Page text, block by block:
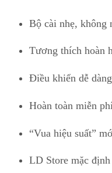
Bộ cài nhẹ, không
Tương thích hoàn
Điều khiển dễ
Hoàn toàn miễn
“Vua hiệu suất”
LD Store mặc